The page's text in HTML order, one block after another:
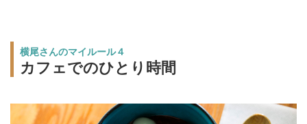
横尾さんのマイルール４
カフェでのひとり時間